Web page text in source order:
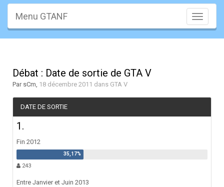
Toggle
Menu GTANF
Débat : Date de sortie de GTA V
Par sCm, 18 décembre 2011 dans GTA V
DATE DE SORTIE
1.
Fin 2012
243
Entre Janvier et Juin 2013